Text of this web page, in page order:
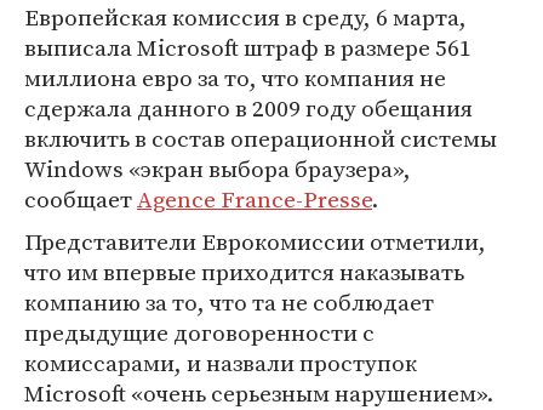
Европейская комиссия в среду, 6 марта,
выписала Microsoft штраф в размере 561
миллиона евро за то, что компания не
сдержала данного в 2009 году обещания
включить в состав операционной системы
Windows «экран выбора браузера»,
сообщаетAgence France-Presse.
Представители Еврокомиссии отметили,
что им впервые приходится наказывать
компанию за то, что та не соблюдает
предыдущие договоренности с
комиссарами, и назвали проступок
Microsoft «очень серьезным нарушением».